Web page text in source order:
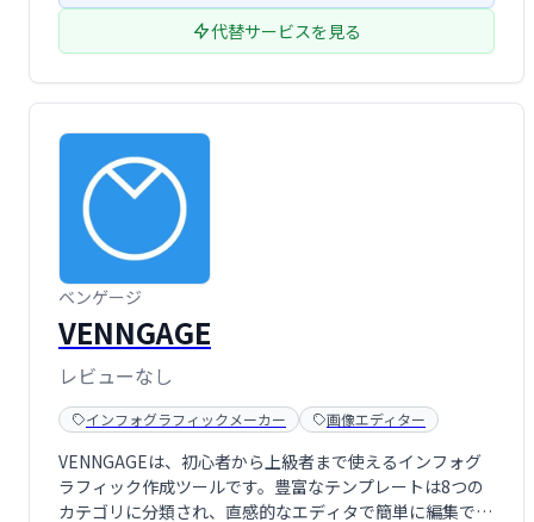
代替サービスを見る
ベンゲージ
VENNGAGE
レビューなし
インフォグラフィックメーカー 画像エディター
VENNGAGEは、初心者から上級者まで使えるインフォグ
ラフィック作成ツールです。豊富なテンプレートは8つの
カテゴリに分類され、直感的なエディタで簡単に編集でき